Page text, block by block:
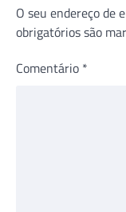
O seu endereço de
obrigatórios são
Comentário *